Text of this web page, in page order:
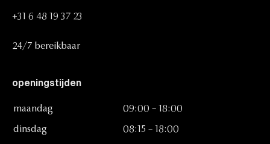
+31 6 48 19 37 23
24/7 bereikbaar
openingstijden
maandag 09:00 – 18:00
dinsdag 08:15 – 18:00